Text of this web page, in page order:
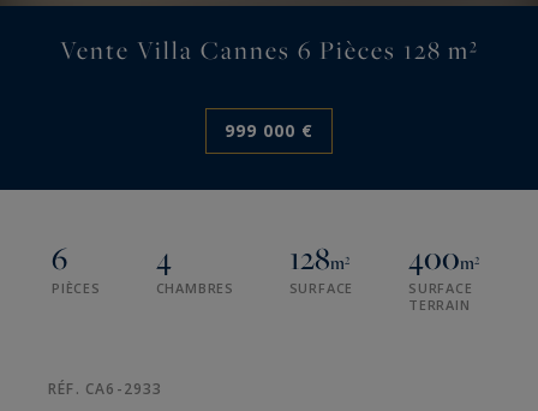
Vente Villa Cannes 6 Pièces 128 m²
999 000 €
6
PIÈCES
4
CHAMBRES
128m²
SURFACE
400m²
SURFACE
TERRAIN
RÉF. CA6-2933